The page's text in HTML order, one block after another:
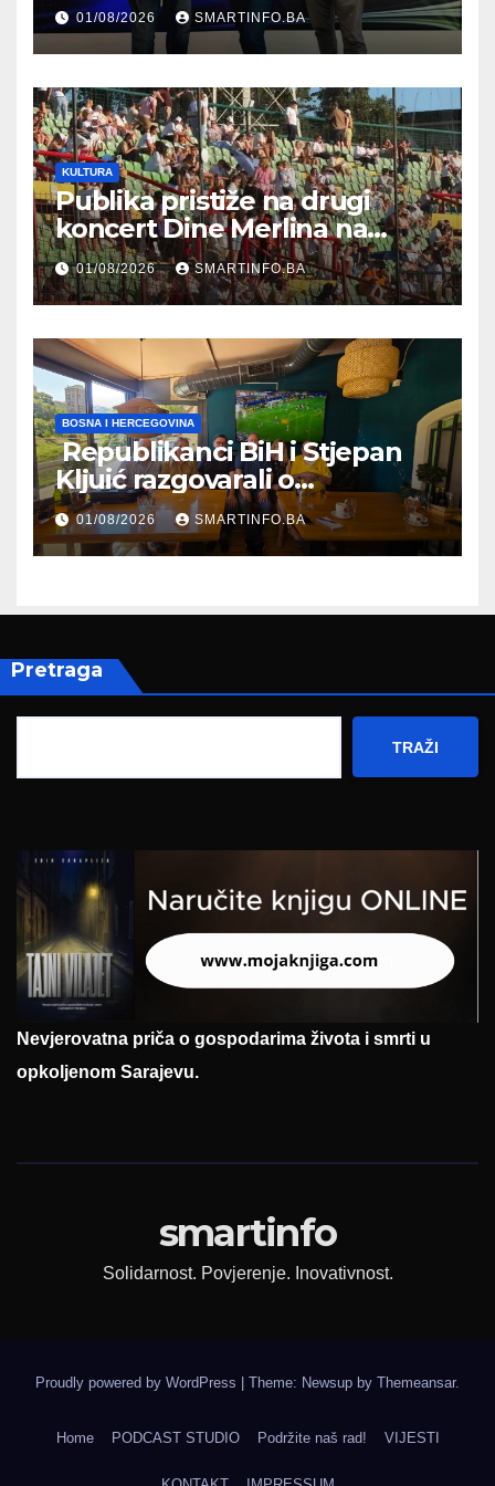
Federalnog sajma
zapošljavanja
01/08/2026 SMARTINFO.BA
KULTURA
Publika pristiže na drugi
koncert Dine Merlina na
Koševu
01/08/2026 SMARTINFO.BA
BOSNA I HERCEGOVINA
Republikanci BiH i Stjepan
Kljuić razgovarali o
evropskom putu Bosne i
Hercegovine
01/08/2026 SMARTINFO.BA
Pretraga
TRAŽI
Nevjerovatna priča o gospodarima života i smrti u
opkoljenom Sarajevu.
smartinfo
Solidarnost. Povjerenje. Inovativnost.
Proudly powered by WordPress | Theme: Newsup by Themeansar.
Home PODCAST STUDIO Podržite naš rad! VIJESTI